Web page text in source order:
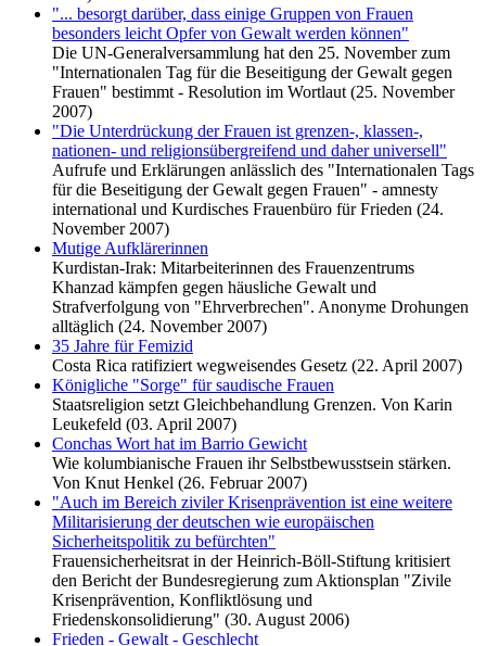
"... besorgt darüber, dass einige Gruppen von Frauen
besonders leicht Opfer von Gewalt werden können"
Die UN-Generalversammlung hat den 25. November zum
"Internationalen Tag für die Beseitigung der Gewalt gegen
Frauen" bestimmt - Resolution im Wortlaut (25. November
2007)
"Die Unterdrückung der Frauen ist grenzen-, klassen-,
nationen- und religionsübergreifend und daher universell"
Aufrufe und Erklärungen anlässlich des "Internationalen Tags
für die Beseitigung der Gewalt gegen Frauen" - amnesty
international und Kurdisches Frauenbüro für Frieden (24.
November 2007)
Mutige Aufklärerinnen
Kurdistan-Irak: Mitarbeiterinnen des Frauenzentrums
Khanzad kämpfen gegen häusliche Gewalt und
Strafverfolgung von "Ehrverbrechen". Anonyme Drohungen
alltäglich (24. November 2007)
35 Jahre für Femizid
Costa Rica ratifiziert wegweisendes Gesetz (22. April 2007)
Königliche "Sorge" für saudische Frauen
Staatsreligion setzt Gleichbehandlung Grenzen. Von Karin
Leukefeld (03. April 2007)
Conchas Wort hat im Barrio Gewicht
Wie kolumbianische Frauen ihr Selbstbewusstsein stärken.
Von Knut Henkel (26. Februar 2007)
"Auch im Bereich ziviler Krisenprävention ist eine weitere
Militarisierung der deutschen wie europäischen
Sicherheitspolitik zu befürchten"
Frauensicherheitsrat in der Heinrich-Böll-Stiftung kritisiert
den Bericht der Bundesregierung zum Aktionsplan "Zivile
Krisenprävention, Konfliktlösung und
Friedenskonsolidierung" (30. August 2006)
Frieden - Gewalt - Geschlecht